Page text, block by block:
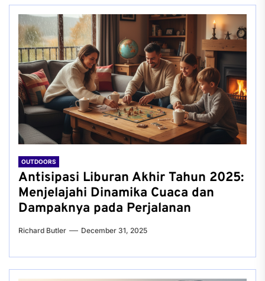
OUTDOORS
Antisipasi Liburan Akhir Tahun 2025:
Menjelajahi Dinamika Cuaca dan
Dampaknya pada Perjalanan
Richard Butler December 31, 2025